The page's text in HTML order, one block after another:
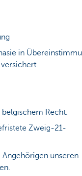
in
Recht.
Zweig-21-
Angehörigen unseren